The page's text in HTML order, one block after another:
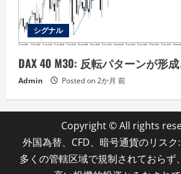
シグナル
DAX 40 M30: 反転パターンが形
Admin Posted on 2か月 前
Copyright © All rights
外国為替、CFD、暗号通貨のリス
多くの管轄区域で規制されておらず